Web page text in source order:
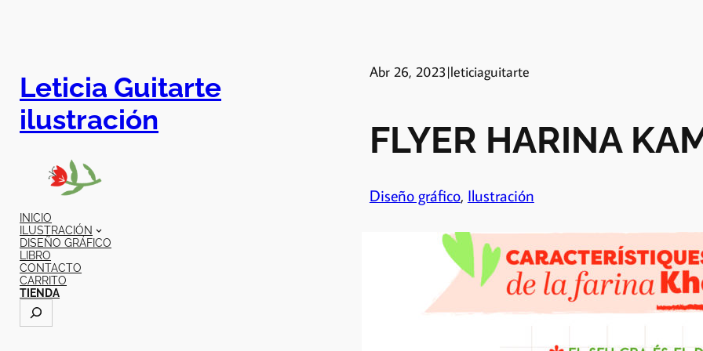
Leticia Guitarte
ilustración
INICIO
ILUSTRACIÓN
DISEÑO GRÁFICO
LIBRO
CONTACTO
CARRITO
TIENDA
Abr 26, 2023|leticiaguitarte
FLYER HARINA
Diseño gráfico, Ilustración